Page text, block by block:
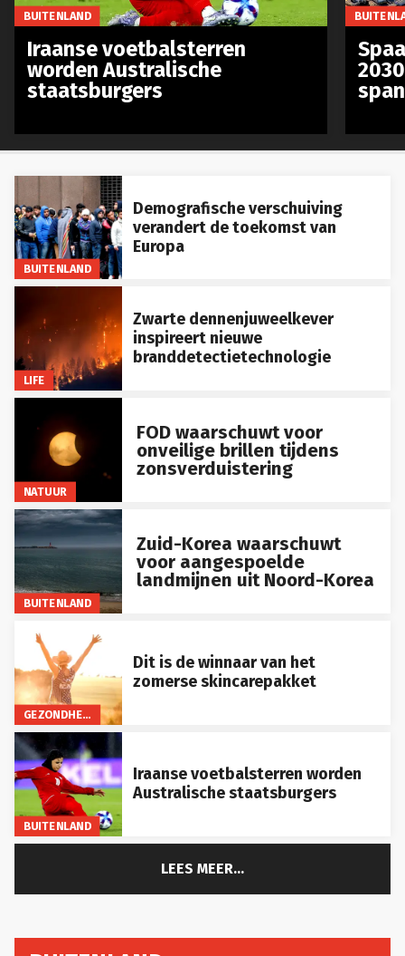
BUITENLAND
Demografische verschuiving
verandert de toekomst van
Europa
LIFE
Zwarte dennenjuweelkever
inspireert nieuwe
branddetectietechnologie
NATUUR
FOD waarschuwt voor
onveilige brillen tijdens
zonsverduistering
BUITENLAND
Zuid-Korea waarschuwt
voor aangespoelde
landmijnen uit Noord-Korea
GEZONDHEID
Dit is de winnaar van het
zomerse skincarepakket
BUITENLAND
Iraanse voetbalsterren worden
Australische staatsburgers
BUITENLAND
Iraanse voetbalsterren
worden Australische
staatsburgers
LEES MEER...